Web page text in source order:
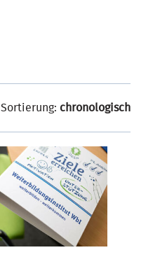
Sortierung: chronologisch